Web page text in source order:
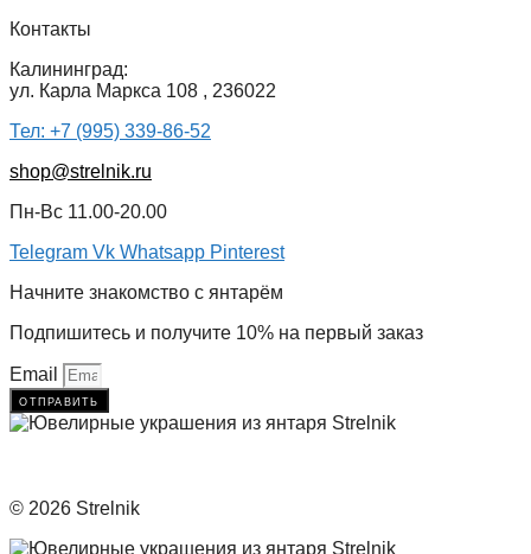
Контакты
Калининград:
ул. Карла Маркса 108 , 236022
Тел: +7 (995) 339-86-52
shop@strelnik.ru
Пн-Вс 11.00-20.00
Telegram Vk Whatsapp Pinterest
Начните знакомство с янтарём
Подпишитесь и получите 10% на первый заказ
Email
отправить
© 2026 Strelnik